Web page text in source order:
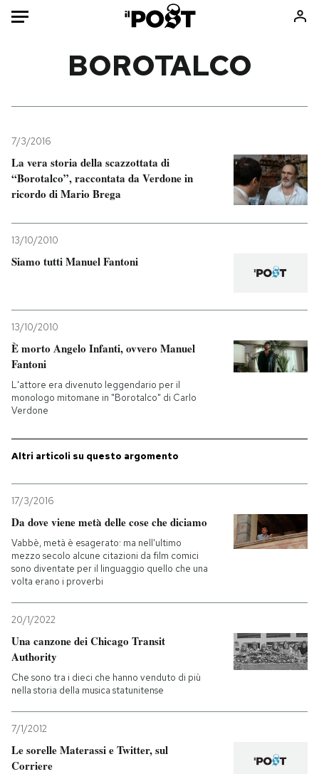
Mondo
Politica
Tecnologia
Internet
Scienza
Cultura
Economia
Consumismi
Storie/Idee
Ok Boomer!
Media
PODCAST
NEWSLETTER
I MIEI PREFERITI
SHOP
AREA PERSONALE
BOROTALCO
7/3/2016
La vera storia della scazzottata di
“Borotalco”, raccontata da Verdone in
ricordo di Mario Brega
13/10/2010
Siamo tutti Manuel Fantoni
13/10/2010
È morto Angelo Infanti, ovvero Manuel
Fantoni
L'attore era divenuto leggendario per il
monologo mitomane in "Borotalco" di Carlo
Verdone
Altri articoli su questo argomento
17/3/2016
Da dove viene metà delle cose che diciamo
Vabbè, metà è esagerato: ma nell'ultimo
mezzo secolo alcune citazioni da film comici
sono diventate per il linguaggio quello che una
volta erano i proverbi
20/1/2022
Una canzone dei Chicago Transit
Authority
Che sono tra i dieci che hanno venduto di più
nella storia della musica statunitense
7/1/2012
Le sorelle Materassi e Twitter, sul
Corriere